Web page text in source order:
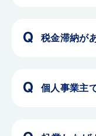
税金滞納が
個人事業主